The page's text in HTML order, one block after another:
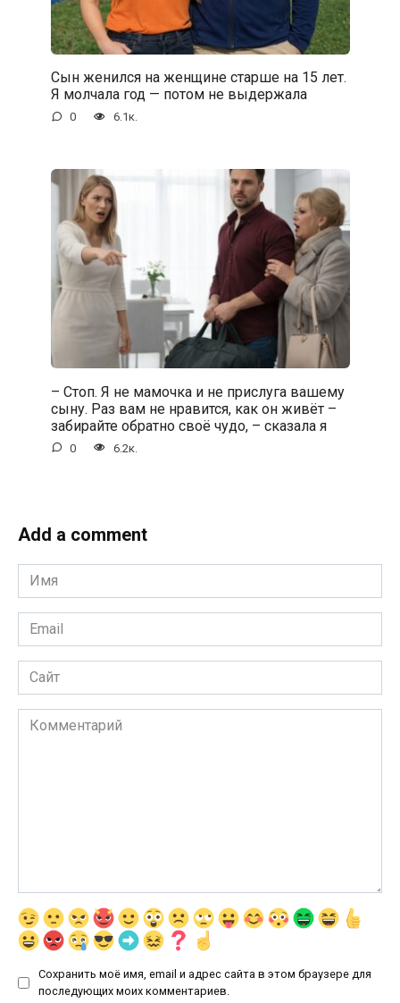
Сын женился на женщине старше на 15 лет.
Я молчала год — потом не выдержала
0 6.1к.
– Стоп. Я не мамочка и не прислуга вашему
сыну. Раз вам не нравится, как он живёт –
забирайте обратно своё чудо, – сказала я
0 6.2к.
Add a comment
Имя
*
Email
*
Сайт
Комментарий
Сохранить моё имя, email и адрес сайта в этом браузере для
последующих моих комментариев.